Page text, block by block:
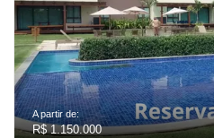
A partir de:
R$ 1.150.000